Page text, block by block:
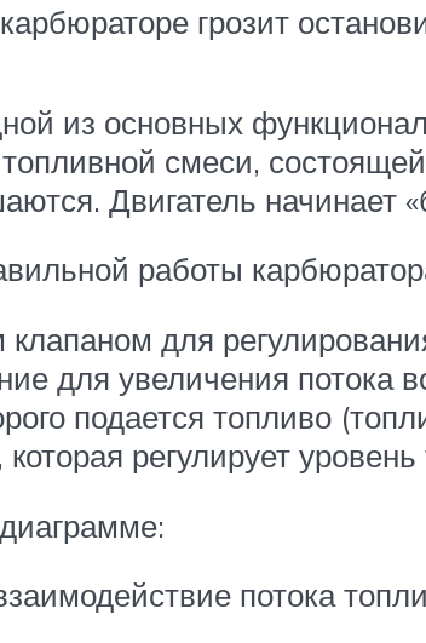
грозит
из основных
смеси,
Двигатель начинает
работы
для
для увеличения потока
подается топливо
регулирует
потока